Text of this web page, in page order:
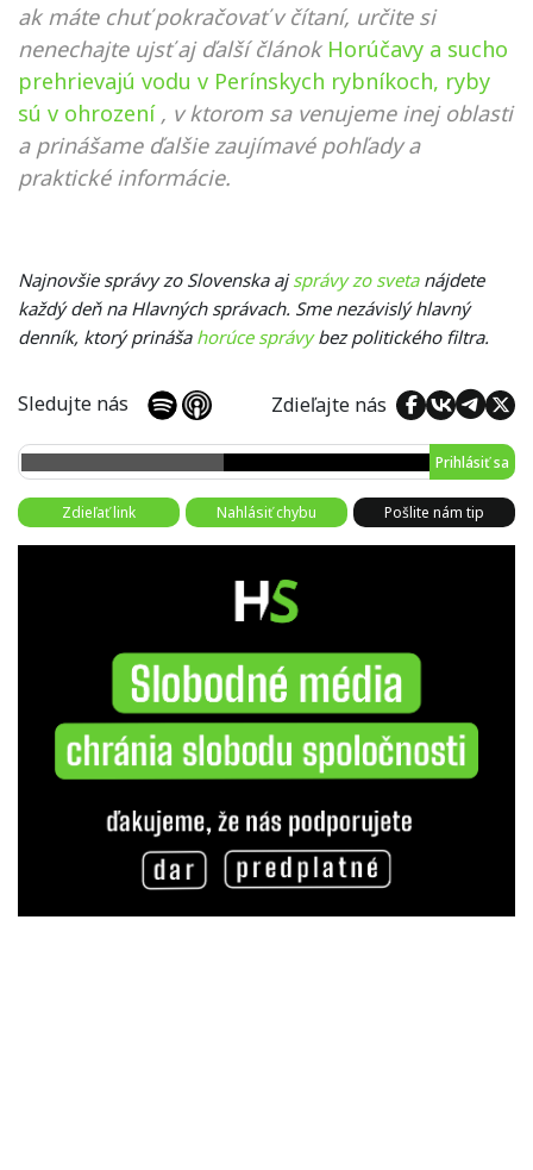
ak máte chuť pokračovať v čítaní, určite si
nenechajte ujsť aj ďalší článok Horúčavy a sucho
prehrievajú vodu v Perínskych rybníkoch, ryby
sú v ohrození , v ktorom sa venujeme inej oblasti
a prinášame ďalšie zaujímavé pohľady a
praktické informácie.
Najnovšie správy zo Slovenska ajsprávy zo svetanájdete
každý deň na Hlavných správach. Sme nezávislý hlavný
denník, ktorý prináša horúce správybez politického filtra.
Sledujte nás Zdieľajte nás
Prihlásiť sa
Zdieľať link Nahlásiť chybu Pošlite nám tip